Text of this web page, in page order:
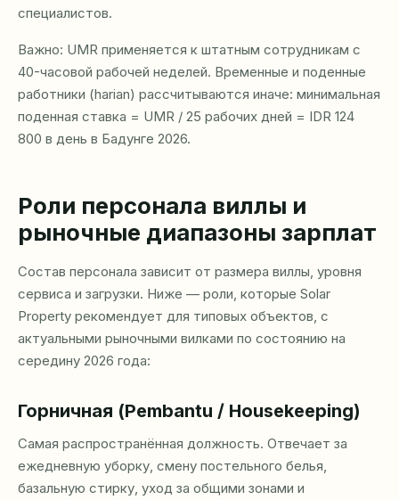
специалистов.
Важно: UMR применяется к штатным сотрудникам с
40-часовой рабочей неделей. Временные и поденные
работники (harian) рассчитываются иначе: минимальная
поденная ставка = UMR / 25 рабочих дней = IDR 124
800 в день в Бадунге 2026.
Роли персонала виллы и
рыночные диапазоны зарплат
Состав персонала зависит от размера виллы, уровня
сервиса и загрузки. Ниже — роли, которые Solar
Property рекомендует для типовых объектов, с
актуальными рыночными вилками по состоянию на
середину 2026 года:
Горничная (Pembantu / Housekeeping)
Самая распространённая должность. Отвечает за
ежедневную уборку, смену постельного белья,
базальную стирку, уход за общими зонами и